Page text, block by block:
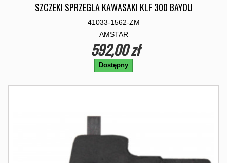
SZCZEKI SPRZEGLA KAWASAKI KLF 300 BAYOU
41033-1562-ZM
AMSTAR
592,00 zł
Dostępny